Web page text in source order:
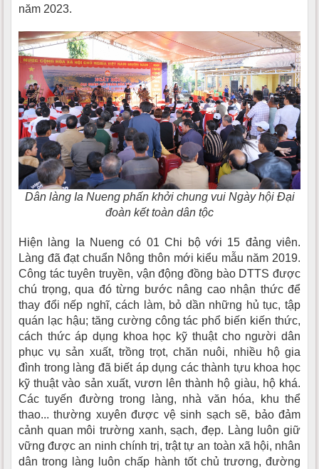
năm 2023.
Dân làng Ia Nueng phấn khởi chung vui Ngày hội Đại
đoàn kết toàn dân tộc
Hiện làng Ia Nueng có 01 Chi bộ với 15 đảng viên.
Làng đã đạt chuẩn Nông thôn mới kiểu mẫu năm 2019.
Công tác tuyên truyền, vận động đồng bào DTTS được
chú trọng, qua đó từng bước nâng cao nhận thức để
thay đổi nếp nghĩ, cách làm, bỏ dần những hủ tục, tập
quán lạc hậu; tăng cường công tác phổ biến kiến thức,
cách thức áp dụng khoa học kỹ thuật cho người dân
phục vụ sản xuất, trồng trọt, chăn nuôi, nhiều hộ gia
đình trong làng đã biết áp dụng các thành tựu khoa học
kỹ thuật vào sản xuất, vươn lên thành hộ giàu, hộ khá.
Các tuyến đường trong làng, nhà văn hóa, khu thể
thao... thường xuyên được vệ sinh sạch sẽ, bảo đảm
cảnh quan môi trường xanh, sạch, đẹp. Làng luôn giữ
vững được an ninh chính trị, trật tự an toàn xã hội, nhân
dân trong làng luôn chấp hành tốt chủ trương, đường